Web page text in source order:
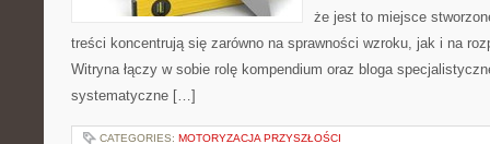
że jest to miejsce
treści koncentrują się zarówno na sprawności wzroku, jak i na
Witryna łączy w sobie rolę kompendium oraz bloga
systematyczne […]
CATEGORIES: MOTORYZACJA PRZYSZŁOŚCI